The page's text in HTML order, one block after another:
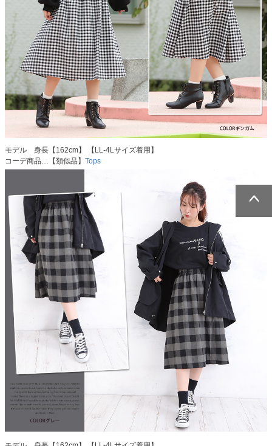
モデル 身長【162cm】 【LL-4Lサイズ着用】
コーデ商品…【類似品】 Tops